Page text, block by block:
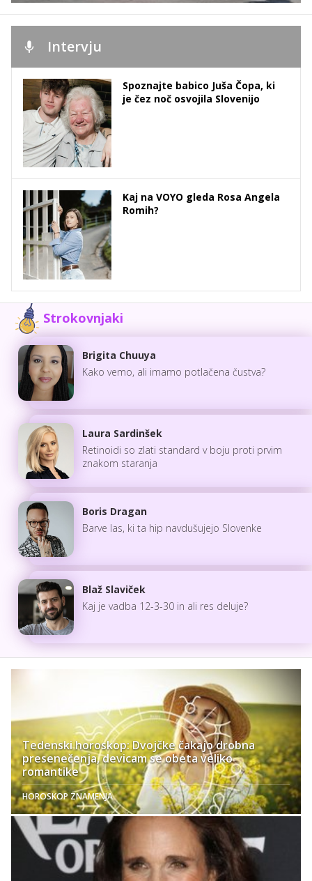
Intervju
Spoznajte babico Juša Čopa, ki
je čez noč osvojila Slovenijo
Kaj na VOYO gleda Rosa Angela
Romih?
Strokovnjaki
Brigita Chuuya
Kako vemo, ali imamo potlačena čustva?
Laura Sardinšek
Retinoidi so zlati standard v boju proti prvim
znakom staranja
Boris Dragan
Barve las, ki ta hip navdušujejo Slovenke
Blaž Slaviček
Kaj je vadba 12-3-30 in ali res deluje?
Tedenski horoskop: Dvojčke čakajo drobna
presenečenja, devicam se obeta veliko
romantike
HOROSKOP ZNAMENJA